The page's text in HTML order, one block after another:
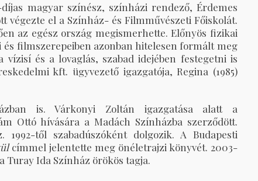
magyar színész, színházi rendező, Érdemes
végezte el a Színház- és Filmművészeti Főiskolát.
az egész ország megismerhette. Előnyös fizikai
filmszerepeiben azonban hitelesen formált meg
és a lovaglás, szabad idejében festegetni is
kft. ügyvezető igazgatója, Regina (1985)
is. Várkonyi Zoltán igazgatása alatt a
Ottó hívására a Madách Színházba szerződött.
től szabadúszóként dolgozik. A Budapesti
címmel jelentette meg önéletrajzi könyvét. 2003-
Turay Ida Színház örökös tagja.